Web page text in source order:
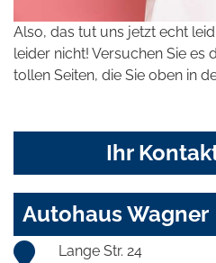
Also, das tut uns jetzt echt
leider nicht! Versuchen Sie es
tollen Seiten, die Sie oben in
Ihr
Autohaus Wagner
Lange Str. 24